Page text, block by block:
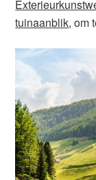
tuinaanblik, om